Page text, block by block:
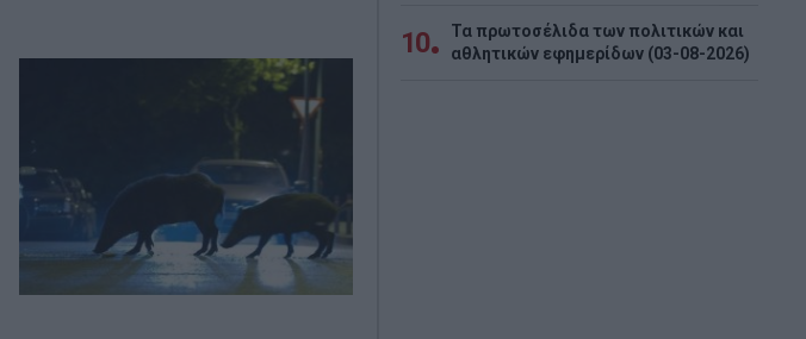
10
Τα πρωτοσέλιδα των πολιτικών και
αθλητικών εφημερίδων (03-08-2026)